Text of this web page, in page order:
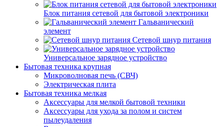
Блок питания сетевой для бытовой электроники
Гальванический
элемент
Сетевой шнур питания
Универсальное зарядное устройство
Бытовая техника крупная
Микроволновая печь (СВЧ)
Электрическая плита
Бытовая техника мелкая
Аксессуары для мелкой бытовой техники
Аксессуары для ухода за полом и систем
пылеудаления